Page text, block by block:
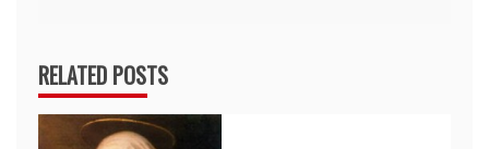
RELATED POSTS